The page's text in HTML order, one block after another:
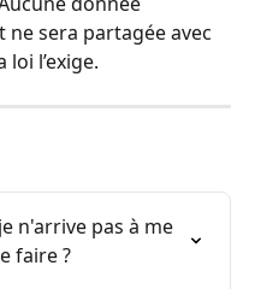
sera partagée avec
l’exige.
n'arrive pas à me
faire ?